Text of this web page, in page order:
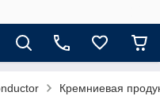
Кремниевая